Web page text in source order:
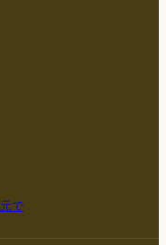
で